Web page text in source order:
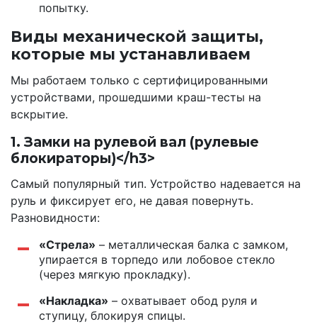
попытку.
Виды механической защиты,
которые мы устанавливаем
Мы работаем только с сертифицированными
устройствами, прошедшими краш-тесты на
вскрытие.
1. Замки на рулевой вал (рулевые
блокираторы)</h3>
Самый популярный тип. Устройство надевается на
руль и фиксирует его, не давая повернуть.
Разновидности:
«Стрела» – металлическая балка с замком,
упирается в торпедо или лобовое стекло
(через мягкую прокладку).
«Накладка» – охватывает обод руля и
ступицу, блокируя спицы.